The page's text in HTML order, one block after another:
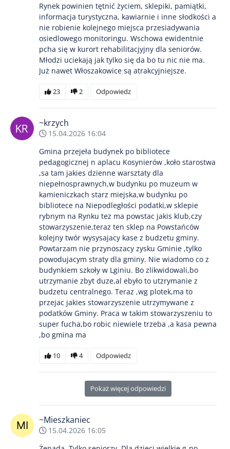
Rynek powinien tętnić życiem, sklepiki, pamiątki,
informacja turystyczna, kawiarnie i inne słodkości a
nie robienie kolejnego miejsca przesiadywania
osiedlowego monitoringu. Wschowa ewidentnie
pcha się w kurort rehabilitacjyjny dla seniorów.
Młodzi uciekają jak tylko się da bo tu nic nie ma.
Już nawet Włoszakowice są atrakcyjniejsze.
23 2 Odpowiedz
~krzych
15.04.2026 16:04
Gmina przejeła budynek po bibliotece
pedagogicznej n aplacu Kosynierów ,koło starostwa
,sa tam jakies dzienne warsztaty dla
niepełnosprawnych,w budynku po muzeum w
kamieniczkach starz miejska,w budynku po
bibliotece na Niepodległości podatki,w sklepie
rybnym na Rynku tez ma powstac jakis klub,czy
stowarzyszenie,teraz ten sklep na Powstańców
kolejny twór wysysajacy kase z budzetu gminy.
Powtarzam nie przynoszacy zysku Gminie ,tylko
powodujacym straty dla gminy. Nie wiadomo co z
budynkiem szkoły w Lginiu. Bo zlikwidowali,bo
utrzymanie zbyt duze,al ebyło to utzrymanie z
budzetu centralnego. Teraz ,wg plotek,ma to
przejac jakies stowarzyszenie utrzymywane z
podatków Gminy. Praca w takim stowarzyszeniu to
super fucha,bo robic niewiele trzeba ,a kasa pewna
,bo gmina ma
10 4 Odpowiedz
Pokaż więcej odpowiedzi
~Mieszkaniec
15.04.2026 16:05